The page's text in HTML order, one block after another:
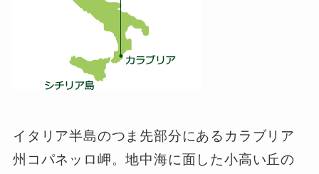
イタリア半島のつま先部分にあるカラブリア
州コパネッロ岬。地中海に面した小高い丘の